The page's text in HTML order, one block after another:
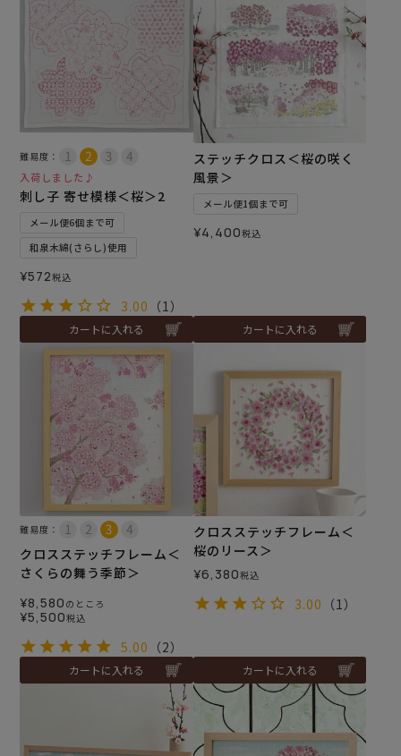
難易度：
入荷しました♪
刺し子 寄せ模様＜桜＞2
メール便6個まで可
和泉木綿(さらし)使用
¥572税込
3.00 （1）
カートに入れる
ステッチクロス＜桜の咲く
風景＞
メール便1個まで可
¥4,400税込
カートに入れる
難易度：
クロスステッチフレーム＜
さくらの舞う季節＞
¥8,580 のところ
¥5,500税込
5.00 （2）
カートに入れる
クロスステッチフレーム＜
桜のリース＞
¥6,380税込
3.00 （1）
カートに入れる